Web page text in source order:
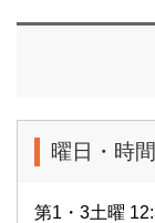
曜日・時
第1・3土曜